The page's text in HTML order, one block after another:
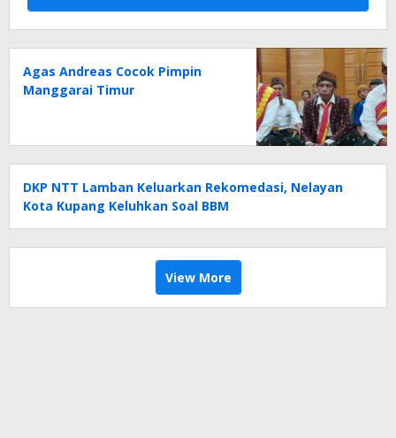
Agas Andreas Cocok Pimpin
Manggarai Timur
DKP NTT Lamban Keluarkan Rekomedasi, Nelayan
Kota Kupang Keluhkan Soal BBM
View More